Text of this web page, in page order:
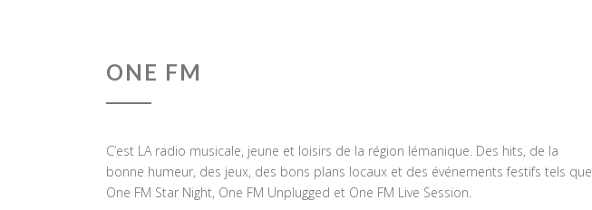
ONE FM
C’est LA radio musicale, jeune et loisirs de la région lémanique. Des hits, de la
bonne humeur, des jeux, des bons plans locaux et des événements festifs tels que
One FM Star Night, One FM Unplugged et One FM Live Session.